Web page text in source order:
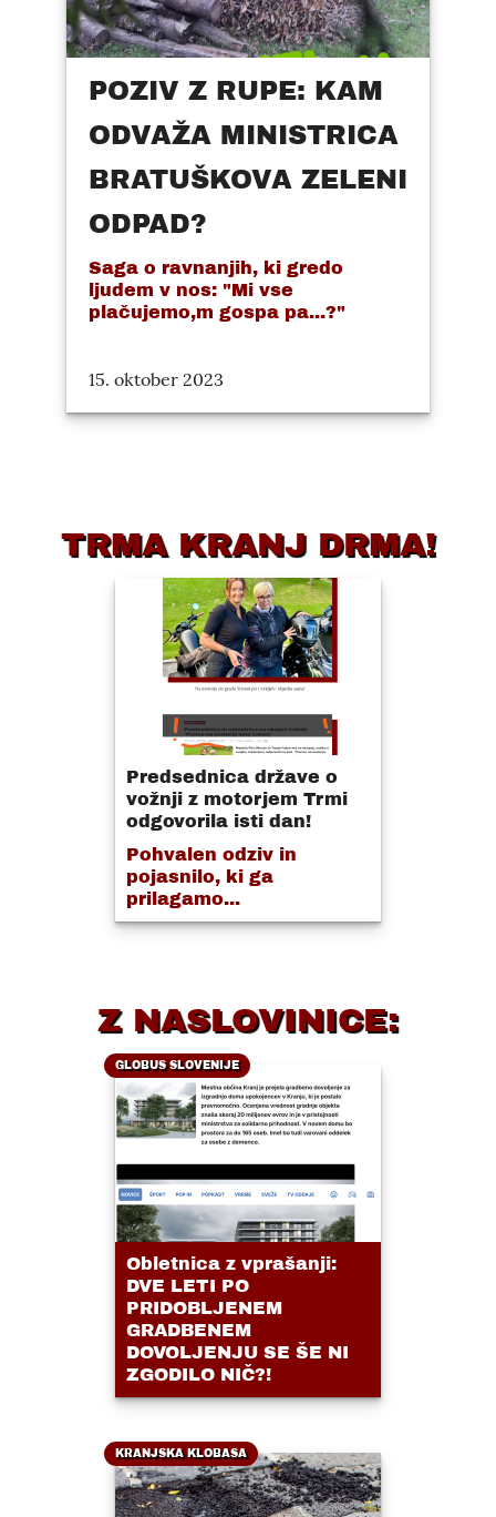
POZIV Z RUPE: KAM
ODVAŽA MINISTRICA
BRATUŠKOVA ZELENI
ODPAD?
Saga o ravnanjih, ki gredo
ljudem v nos: "Mi vse
plačujemo,m gospa pa...?"
15. oktober 2023
TRMA KRANJ DRMA!
Predsednica države o
vožnji z motorjem Trmi
odgovorila isti dan!
Pohvalen odziv in
pojasnilo, ki ga
prilagamo...
Z NASLOVINICE:
GLOBUS SLOVENIJE
Obletnica z vprašanji:
DVE LETI PO
PRIDOBLJENEM
GRADBENEM
DOVOLJENJU SE ŠE NI
ZGODILO NIČ?!
KRANJSKA KLOBASA